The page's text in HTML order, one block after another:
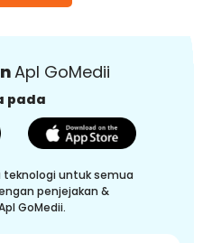
Apl GoMedii
pada
untuk semua
penjejakan &
GoMedii.